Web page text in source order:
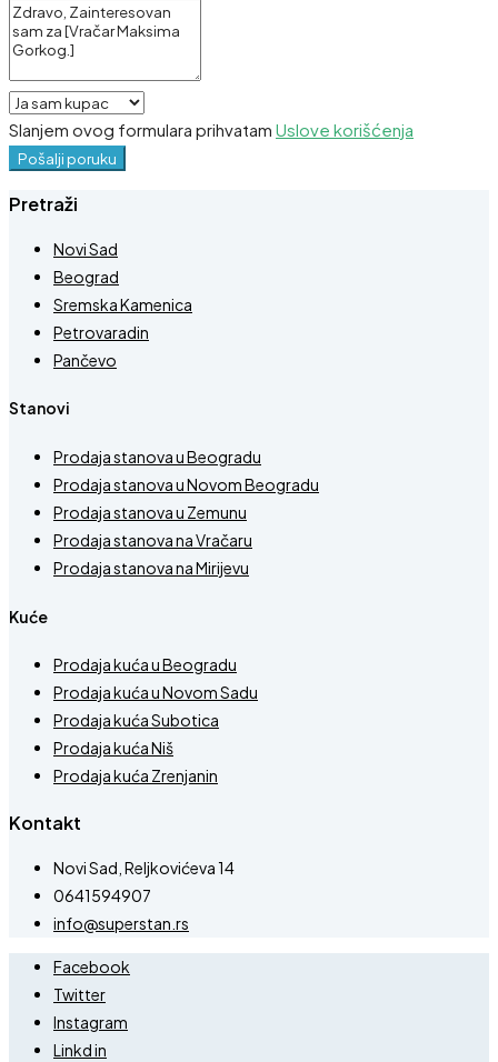
Slanjem ovog formulara prihvatam Uslove korišćenja
Pošalji poruku
Pretraži
Novi Sad
Beograd
Sremska Kamenica
Petrovaradin
Pančevo
Stanovi
Prodaja stanova u Beogradu
Prodaja stanova u Novom Beogradu
Prodaja stanova u Zemunu
Prodaja stanova na Vračaru
Prodaja stanova na Mirijevu
Kuće
Prodaja kuća u Beogradu
Prodaja kuća u Novom Sadu
Prodaja kuća Subotica
Prodaja kuća Niš
Prodaja kuća Zrenjanin
Kontakt
Novi Sad, Reljkovićeva 14
0641594907
info@superstan.rs
Facebook
Twitter
Instagram
Linkd in